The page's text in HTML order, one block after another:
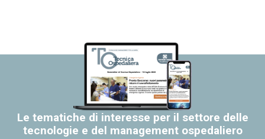
Le tematiche di interesse per il settore delle
tecnologie e del management ospedaliero